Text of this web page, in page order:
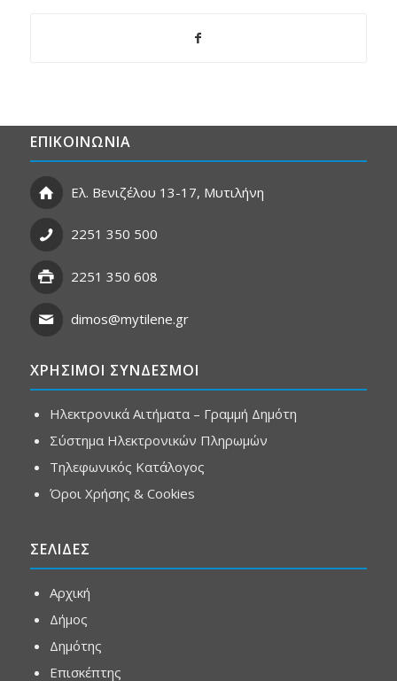
ΕΠΙΚΟΙΝΩΝΙΑ
Ελ. Βενιζέλου 13-17, Μυτιλήνη
2251 350 500
2251 350 608
dimos@mytilene.gr
ΧΡΗΣΙΜΟΙ ΣΥΝΔΕΣΜΟΙ
Ηλεκτρονικά Αιτήματα – Γραμμή Δημότη
Σύστημα Ηλεκτρονικών Πληρωμών
Τηλεφωνικός Κατάλογος
Όροι Χρήσης & Cookies
ΣΕΛΙΔΕΣ
Αρχική
Δήμος
Δημότης
Επισκέπτης